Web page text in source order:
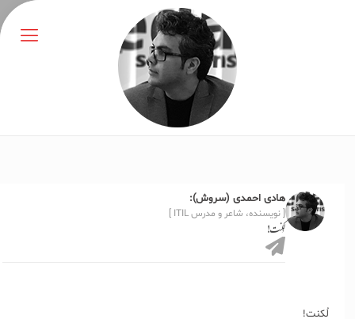
هادی احمدی (سروش):
[ نویسنده، شاعر و مدرس ITIL ]
لُکنت!
لُکنت!